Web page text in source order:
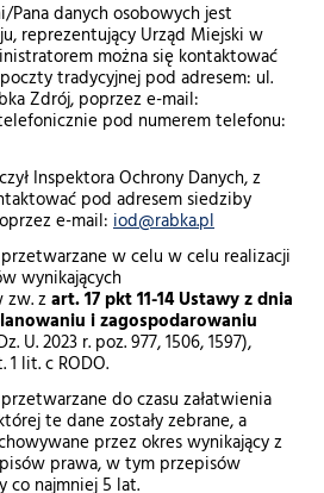
danych osobowych jest
reprezentujący Urząd Miejski w
można się kontaktować
tradycyjnej pod adresem: ul.
Zdrój, poprzez e-mail:
pod numerem telefonu:
Inspektora Ochrony Danych, z
pod adresem siedziby
e-mail: iod@rabka.pl
w celu w celu realizacji
wynikających
zw. zart. 17 pkt 11-14 Ustawy z dnia
i zagospodarowaniu
U. 2023 r. poz. 977, 1506, 1597),
lit. c RODO.
do czasu załatwienia
te dane zostały zebrane, a
przez okres wynikający z
prawa, w tym przepisów
co najmniej 5 lat.